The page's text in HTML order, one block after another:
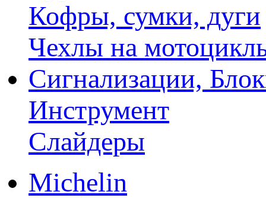
Кофры, сумки, дуги
Чехлы на
Сигнализации,
Инструмент
Слайдеры
Michelin